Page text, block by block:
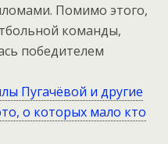
Помимо этого,
команды,
победителем
Пугачёвой и другие
о которых мало кто